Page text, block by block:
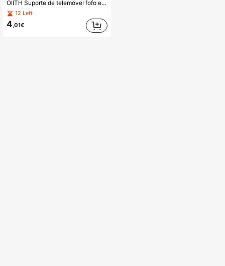
OIITH Suporte de telemóvel fofo em forma de rolo de ovo/ovo, clipe de secretária, design dobrável - material ABS, adequado para smartphones - estilo minimalista fresco, à prova de água e fácil de limpar, compatível com iPhone, telemóveis Android e tablets, presente de aniversário para família e amigos, clipe de telemóvel push-pull, suporte de telemóvel, acessório de telemóvel
12 Left
4,01€